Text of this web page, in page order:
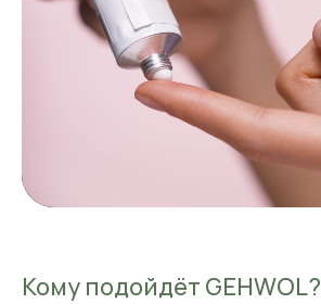
Кому подойдёт GEHWOL?